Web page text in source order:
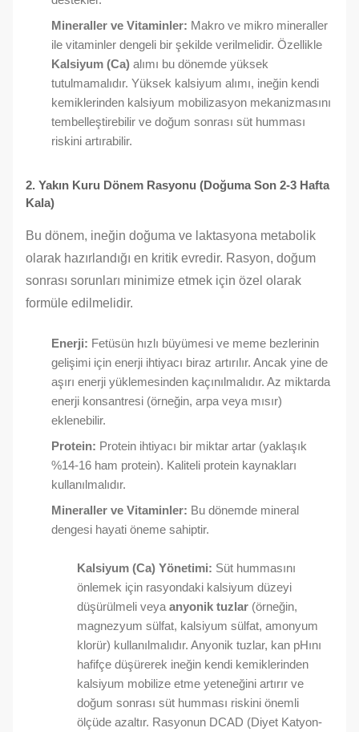
Mineraller ve Vitaminler: Makro ve mikro mineraller
ile vitaminler dengeli bir şekilde verilmelidir. Özellikle
Kalsiyum (Ca) alımı bu dönemde yüksek
tutulmamalıdır. Yüksek kalsiyum alımı, ineğin kendi
kemiklerinden kalsiyum mobilizasyon mekanizmasını
tembelleştirebilir ve doğum sonrası süt humması
riskini artırabilir.
2. Yakın Kuru Dönem Rasyonu (Doğuma Son 2-3 Hafta
Kala)
Bu dönem, ineğin doğuma ve laktasyona metabolik
olarak hazırlandığı en kritik evredir. Rasyon, doğum
sonrası sorunları minimize etmek için özel olarak
formüle edilmelidir.
Enerji: Fetüsün hızlı büyümesi ve meme bezlerinin
gelişimi için enerji ihtiyacı biraz artırılır. Ancak yine de
aşırı enerji yüklemesinden kaçınılmalıdır. Az miktarda
enerji konsantresi (örneğin, arpa veya mısır)
eklenebilir.
Protein: Protein ihtiyacı bir miktar artar (yaklaşık
%14-16 ham protein). Kaliteli protein kaynakları
kullanılmalıdır.
Mineraller ve Vitaminler: Bu dönemde mineral
dengesi hayati öneme sahiptir.
Kalsiyum (Ca) Yönetimi: Süt hummasını
önlemek için rasyondaki kalsiyum düzeyi
düşürülmeli veya anyonik tuzlar (örneğin,
magnezyum sülfat, kalsiyum sülfat, amonyum
klorür) kullanılmalıdır. Anyonik tuzlar, kan pHını
hafifçe düşürerek ineğin kendi kemiklerinden
kalsiyum mobilize etme yeteneğini artırır ve
doğum sonrası süt humması riskini önemli
ölçüde azaltır. Rasyonun DCAD (Diyet Katyon-